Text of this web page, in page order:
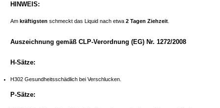
HINWEIS:
Am kräftigsten schmeckt das Liquid nach etwa 2 Tagen Ziehzeit
Auszeichnung gemäß CLP-Verordnung (EG) Nr. 1272/2008
H-Sätze:
H302 Gesundheitsschädlich bei Verschlucken.
P-Sätze: